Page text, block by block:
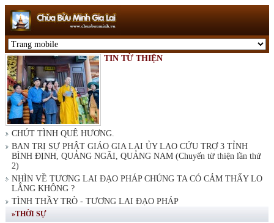
TIN TỪ THIỆN
CHÚT TÌNH QUÊ HƯƠNG.
BAN TRỊ SỰ PHẬT GIÁO GIA LAI ỦY LẠO CỨU TRỢ 3 TỈNH
BÌNH ĐỊNH, QUẢNG NGÃI, QUẢNG NAM (Chuyến từ thiện lần thứ
2)
NHÌN VỀ TƯƠNG LAI ĐẠO PHÁP CHÚNG TA CÓ CẢM THẤY LO
LẮNG KHÔNG ?
TÌNH THẦY TRÒ - TƯƠNG LAI ĐẠO PHÁP
»THỜI SỰ